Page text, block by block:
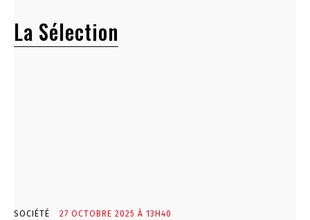
La Sélection
SOCIÉTÉ 27 OCTOBRE 2025 À 13H40